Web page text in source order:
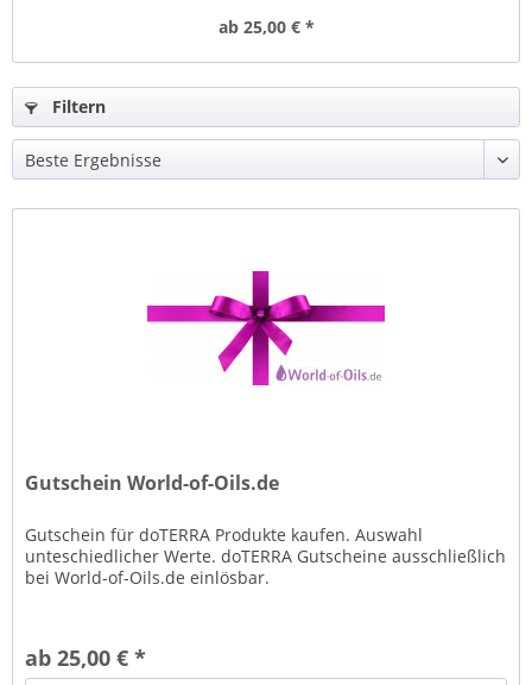
ab 25,00 € *
Filtern
Gutschein World-of-Oils.de
Gutschein für doTERRA Produkte kaufen. Auswahl
unteschiedlicher Werte. doTERRA Gutscheine ausschließlich
bei World-of-Oils.de einlösbar.
ab 25,00 € *